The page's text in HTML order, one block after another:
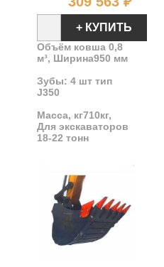
+ КУПИТЬ
Объём ковша 0,8
м³, Ширина950 мм
Зубы: 4 шт тип
J350
Масса, кг710кг,
Для экскаваторов
18-22 тонн